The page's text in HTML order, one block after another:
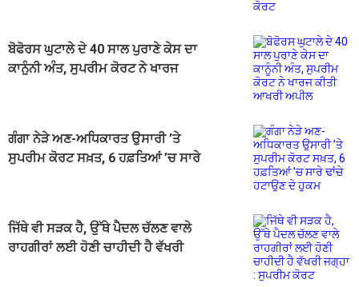
ਬੋਫੋਰਸ ਘੁਟਾਲੇ ਦੇ 40 ਸਾਲ ਪੁਰਾਣੇ ਕੇਸ ਦਾ
ਕਾਨੂੰਨੀ ਅੰਤ, ਸੁਪਰੀਮ ਕੋਰਟ ਨੇ ਖਾਰਜ
ਗੰਗਾ ਨੇੜੇ ਅਣ-ਅਧਿਕਾਰਤ ਉਸਾਰੀ ’ਤੇ
ਸੁਪਰੀਮ ਕੋਰਟ ਸਖ਼ਤ, 6 ਹਫ਼ਤਿਆਂ ’ਚ ਸਾਰੇ
ਜਿੱਥੇ ਵੀ ਸੜਕ ਹੈ, ਉੱਥੇ ਪੈਦਲ ਚੱਲਣ ਵਾਲੇ
ਰਾਹਗੀਰਾਂ ਲਈ ਹੋਣੀ ਚਾਹੀਦੀ ਹੈ ਵੱਖਰੀ